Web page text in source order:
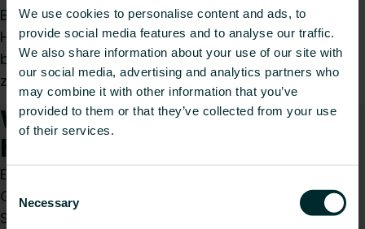
We use cookies to personalise content and ads, to
provide social media features and to analyse our traffic.
We also share information about your use of our site with
our social media, advertising and analytics partners who
may combine it with other information that you’ve
provided to them or that they’ve collected from your use
of their services.
Selection
Necessary
Bundgrößen 120 - 600 m. Er ist mit wenigen
Handgriffen zusammenklappbar. Das Gewicht
beträgt ca. 9,5 kg und das Maß
zusammengeklappt ist ca. 30 x 55 cm.
Wie können wir Ihnen
helfen?
Egal, ob Sie Installateur, Architekt, Planer,
Großhändler oder Endverbraucher sind, treffen
Sie eine Wahl und wir kümmern uns gerne um Ihr